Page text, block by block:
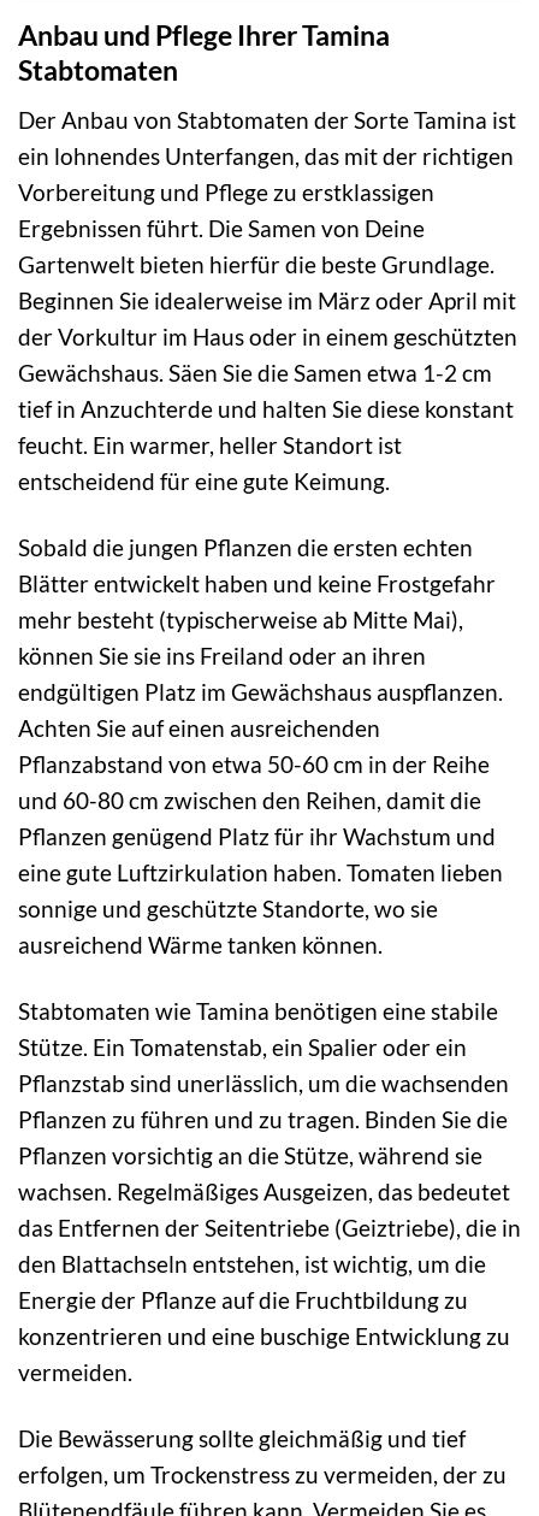
Anbau und Pflege Ihrer Tamina
Stabtomaten
Der Anbau von Stabtomaten der Sorte Tamina ist
ein lohnendes Unterfangen, das mit der richtigen
Vorbereitung und Pflege zu erstklassigen
Ergebnissen führt. Die Samen von Deine
Gartenwelt bieten hierfür die beste Grundlage.
Beginnen Sie idealerweise im März oder April mit
der Vorkultur im Haus oder in einem geschützten
Gewächshaus. Säen Sie die Samen etwa 1-2 cm
tief in Anzuchterde und halten Sie diese konstant
feucht. Ein warmer, heller Standort ist
entscheidend für eine gute Keimung.
Sobald die jungen Pflanzen die ersten echten
Blätter entwickelt haben und keine Frostgefahr
mehr besteht (typischerweise ab Mitte Mai),
können Sie sie ins Freiland oder an ihren
endgültigen Platz im Gewächshaus auspflanzen.
Achten Sie auf einen ausreichenden
Pflanzabstand von etwa 50-60 cm in der Reihe
und 60-80 cm zwischen den Reihen, damit die
Pflanzen genügend Platz für ihr Wachstum und
eine gute Luftzirkulation haben. Tomaten lieben
sonnige und geschützte Standorte, wo sie
ausreichend Wärme tanken können.
Stabtomaten wie Tamina benötigen eine stabile
Stütze. Ein Tomatenstab, ein Spalier oder ein
Pflanzstab sind unerlässlich, um die wachsenden
Pflanzen zu führen und zu tragen. Binden Sie die
Pflanzen vorsichtig an die Stütze, während sie
wachsen. Regelmäßiges Ausgeizen, das bedeutet
das Entfernen der Seitentriebe (Geiztriebe), die in
den Blattachseln entstehen, ist wichtig, um die
Energie der Pflanze auf die Fruchtbildung zu
konzentrieren und eine buschige Entwicklung zu
vermeiden.
Die Bewässerung sollte gleichmäßig und tief
erfolgen, um Trockenstress zu vermeiden, der zu
Blütenendfäule führen kann. Vermeiden Sie es,